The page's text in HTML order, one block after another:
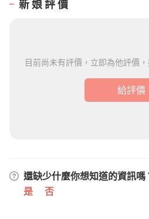
新娘評價
目前尚未有評價，立即為他評價
給評價
還缺少什麼你想知道的資訊嗎
是
否